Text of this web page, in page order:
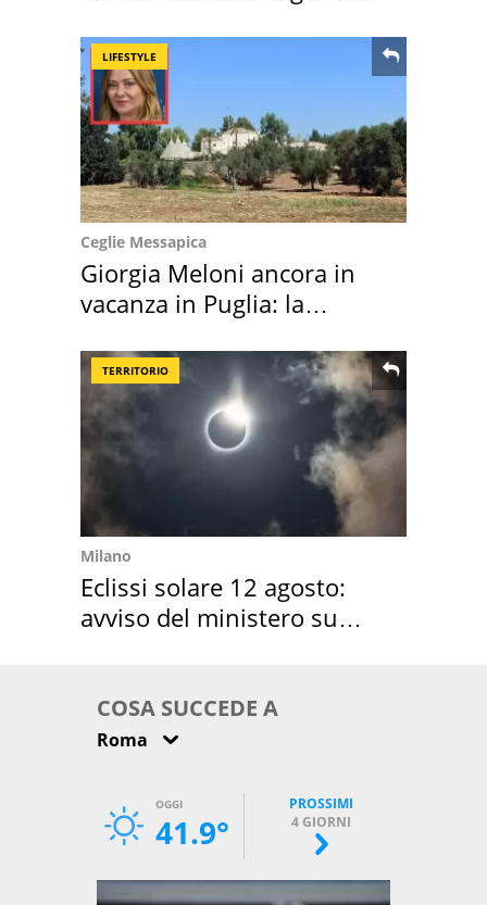
LIFESTYLE
Ceglie Messapica
Giorgia Meloni ancora in
vacanza in Puglia: la
TERRITORIO
Milano
Eclissi solare 12 agosto:
avviso del ministero su